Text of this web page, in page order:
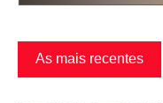
As mais recentes